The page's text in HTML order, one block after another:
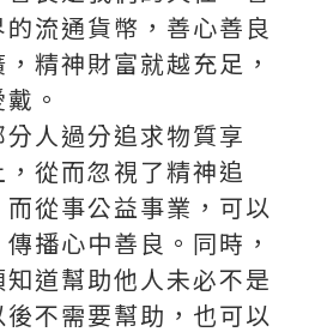
流通貨幣，善心善良
精神財富就越充足，
。
人過分追求物質享
從而忽視了精神追
從事公益事業，可以
播心中善良。同時，
道幫助他人未必不是
不需要幫助，也可以